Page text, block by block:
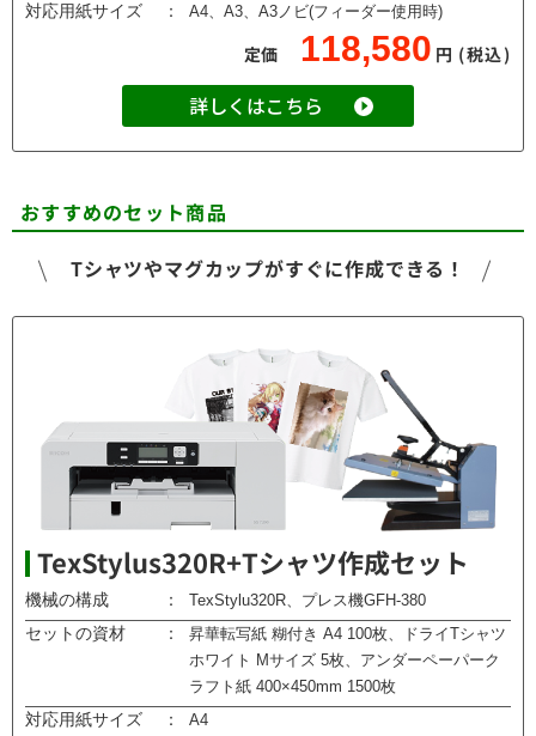
対応用紙サイズ ： A4、A3、A3ノビ(フィーダー使用時)
定価 118,580 円 (税込)
詳しくはこちら
おすすめのセット商品
Tシャツやマグカップがすぐに作成できる！
TexStylus320R+Tシャツ作成セット
機械の構成 ： TexStylu320R、プレス機GFH-380
セットの資材 ：
昇華転写紙 糊付き A4 100枚、ドライTシャツ
ホワイト Mサイズ 5枚、アンダーペーパーク
ラフト紙 400×450mm 1500枚
対応用紙サイズ ： A4